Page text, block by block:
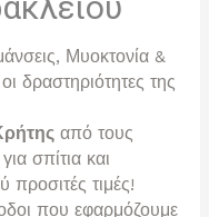
Μυοκτονία &
δραστηριότητες της
από τους
σπίτια και
τιμές!
που εφαρμόζουμε